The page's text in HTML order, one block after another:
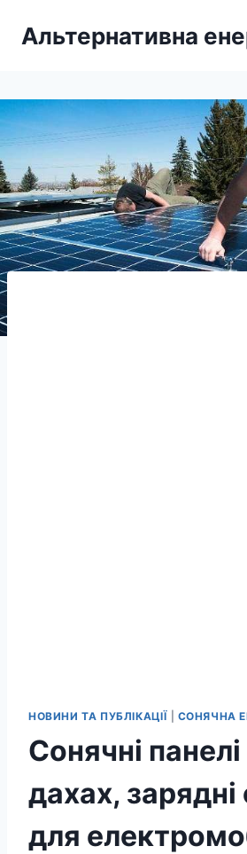
Альтернативна
НОВИНИ ТА ПУБЛІКАЦІЇ| СОНЯЧНА
Сонячні панелі
дахах, зарядні
для